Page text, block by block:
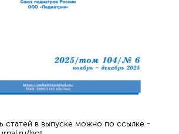
статей в выпуске можно по ссылке -